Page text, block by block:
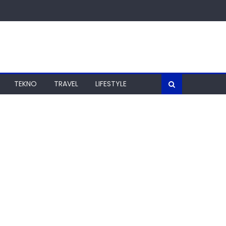
TEKNO TRAVEL LIFESTYLE